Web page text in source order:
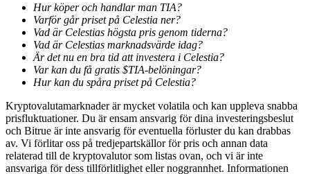
Launchpool
Flexibel insats för att tjäna populära tokens
Hur köper och handlar man TIA?
Varför går priset på Celestia ner?
Vad är Celestias högsta pris genom tiderna?
Vad är Celestias marknadsvärde idag?
Är det nu en bra tid att investera i Celestia?
Var kan du få gratis $TIA-belöningar?
Hur kan du spåra priset på Celestia?
Kryptovalutamarknader är mycket volatila och kan uppleva snabba
prisfluktuationer. Du är ensam ansvarig för dina investeringsbeslut
och Bitrue är inte ansvarig för eventuella förluster du kan drabbas
av. Vi förlitar oss på tredjepartskällor för pris och annan data
relaterad till de kryptovalutor som listas ovan, och vi är inte
ansvariga för dess tillförlitlighet eller noggrannhet. Informationen